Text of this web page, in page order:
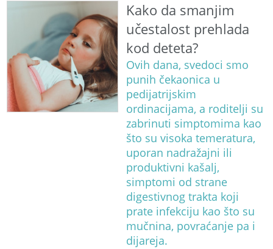
Kako da smanjim
učestalost prehlada
kod deteta?
Ovih dana, svedoci smo
punih čekaonica u
pedijatrijskim
ordinacijama, a roditelji su
zabrinuti simptomima kao
što su visoka temeratura,
uporan nadražajni ili
produktivni kašalj,
simptomi od strane
digestivnog trakta koji
prate infekciju kao što su
mučnina, povraćanje pa i
dijareja.